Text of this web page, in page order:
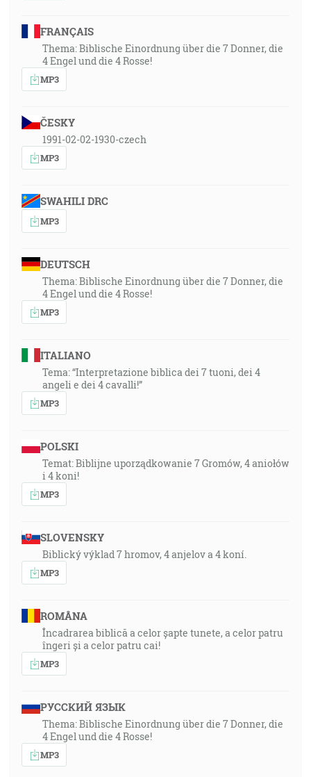
FRANÇAIS
Thema: Biblische Einordnung über die 7 Donner, die
4 Engel und die 4 Rosse!
MP3
ČESKY
1991-02-02-1930-czech
MP3
SWAHILI DRC
MP3
DEUTSCH
Thema: Biblische Einordnung über die 7 Donner, die
4 Engel und die 4 Rosse!
MP3
ITALIANO
Tema: “Interpretazione biblica dei 7 tuoni, dei 4
angeli e dei 4 cavalli!”
MP3
POLSKI
Temat: Biblijne uporządkowanie 7 Gromów, 4 aniołów
i 4 koni!
MP3
SLOVENSKY
Biblický výklad 7 hromov, 4 anjelov a 4 koní.
MP3
ROMÂNA
Încadrarea biblică a celor șapte tunete, a celor patru
îngeri și a celor patru cai!
MP3
РУССКИЙ ЯЗЫК
Thema: Biblische Einordnung über die 7 Donner, die
4 Engel und die 4 Rosse!
MP3